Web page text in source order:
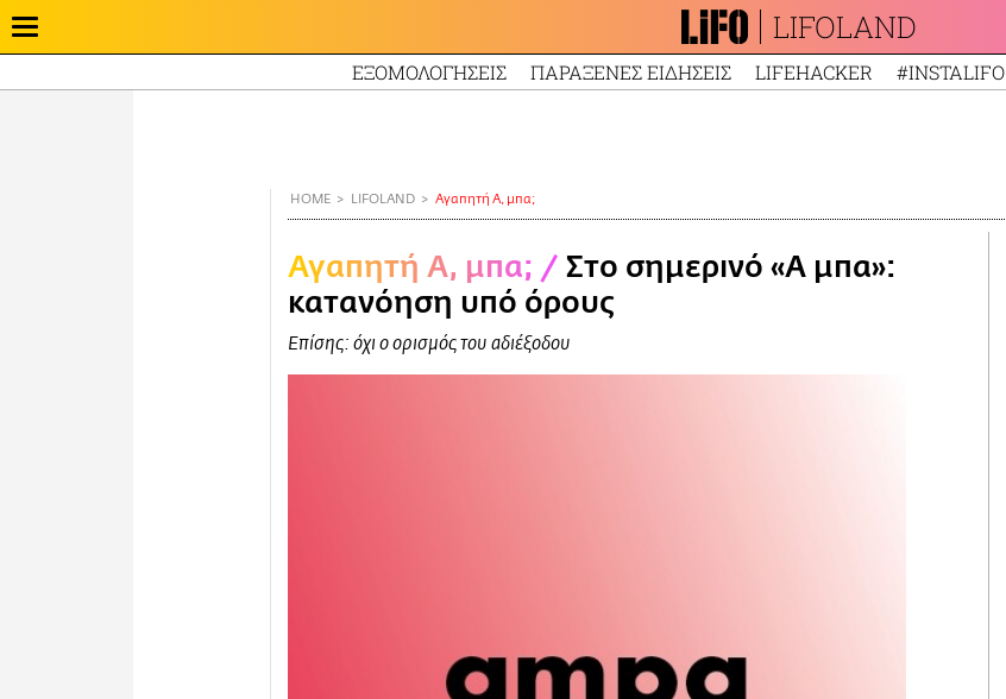
Παράκαμψη
LIFOLAND
ΕΞΟΜΟΛΟΓΗΣΕΙΣ ΠΑΡΑΞΕΝΕΣ ΕΙΔΗΣΕΙΣ LIFEHACKER #INSTALIFO
HOME LIFOLAND Αγαπητή Α, μπα;
Αγαπητή Α, μπα; / Στο σημερινό «Α μπα»:
κατανόηση υπό όρους
Επίσης: όχι ο ορισμός του αδιέξοδου